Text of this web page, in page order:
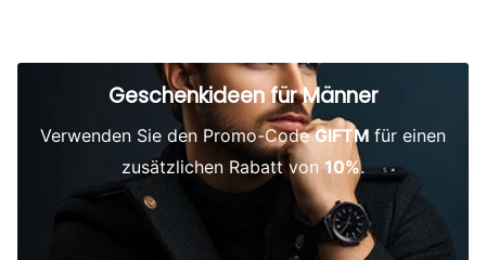
Geschenkideen für Männer
Verwenden Sie den Promo-CodeGIFTM für einen
zusätzlichen Rabatt von10%.